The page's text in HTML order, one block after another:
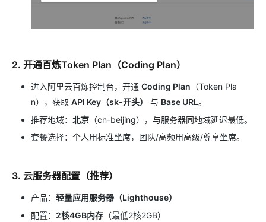
2. 开通百炼Token Plan（Coding Plan）
进入阿里云百炼控制台，开通 Coding Plan （Token Pla
n），获取 API Key（sk-开头） 与 Base URL。
推荐地域： 北京 （cn-beijing），与服务器同地域延迟最低。
套餐选择：个人用标准坐席，团队/高频用高级/尊享坐席。
3. 云服务器配置（推荐）
产品： 轻量应用服务器（Lighthouse）
配置： 2核4GB内存 （最低2核2GB）